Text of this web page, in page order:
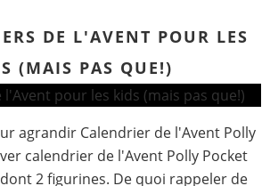
DE L'AVENT POUR LES
(MAIS PAS QUE!)
agrandir Calendrier de l'Avent Polly
calendrier de l'Avent Polly Pocket
2 figurines. De quoi rappeler de